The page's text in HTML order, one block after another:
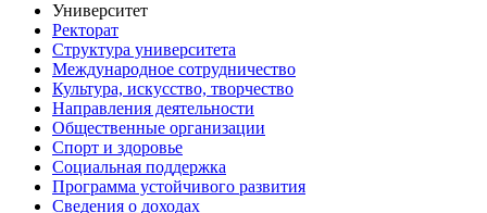
Университет
Ректорат
Структура университета
Международное сотрудничество
Культура, искусство, творчество
Направления деятельности
Общественные организации
Спорт и здоровье
Социальная поддержка
Программа устойчивого развития
Сведения о доходах